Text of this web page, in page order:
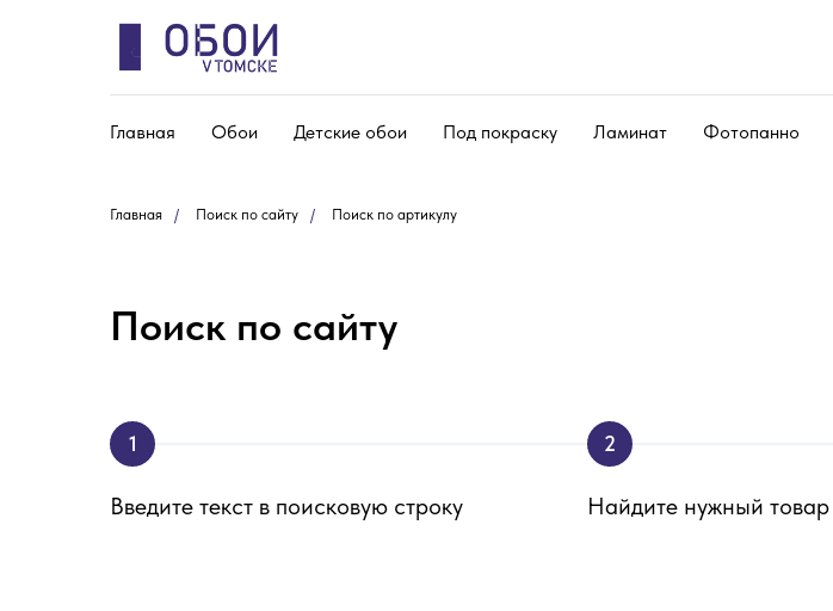
Главная Обои Детские обои Под покраску Ламинат Фотопанно
Главная / Поиск по сайту / Поиск по артикулу
Поиск по сайту
1
Введите текст в поисковую строку
2
Найдите нужный товар